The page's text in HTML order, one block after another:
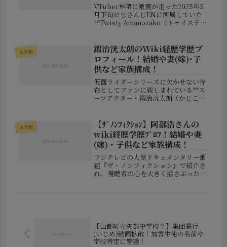
VTuber界隈に激震が走った2025年5
月下旬――にじさんじENに所属していた
**Twisty Amanozako（トゥイスティ
全に消えました。この不可解な状況に
対...
未分類
鍜治洸太朗のWiki経歴学歴プ
ロフィール！結婚や妻(嫁)･子
供など家族構成！
仮面ライダーシリーズに欠かせない存
在としてファンに親しまれている**ス
ーツアクター・鍜治洸太朗（かじこう
ったことが報じられ、再び彼の存在に
注目が集まっています。今回は...
未分類
【ｻﾞﾉﾝﾌｨｸｼｮﾝ】阿部浩さんの
wiki経歴学歴ﾌﾟﾛﾌ！結婚や妻
(嫁)・子供など家族構成！
フジテレビの人気ドキュメンタリー番
組『ザ・ノンフィクション』で紹介さ
れ、視聴者の心を大きく揺さぶった人
【山都町立矢部中学校？】集団暴行
(いじめ)動画拡散！加害生徒の名前や
学校特定に警鐘！